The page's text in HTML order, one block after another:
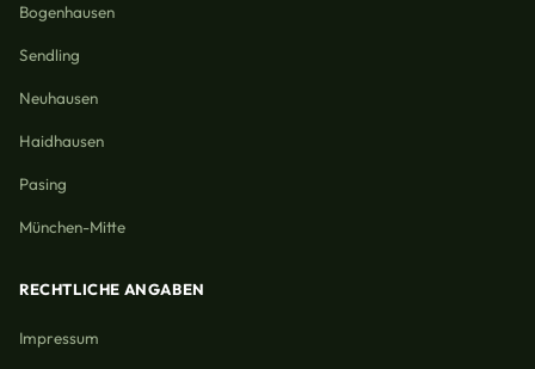
Bogenhausen
Sendling
Neuhausen
Haidhausen
Pasing
München-Mitte
RECHTLICHE ANGABEN
Impressum